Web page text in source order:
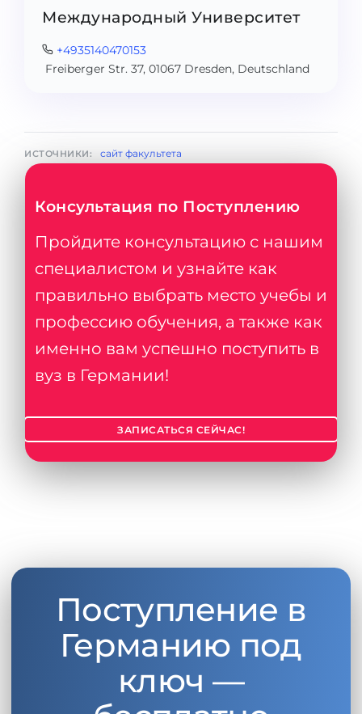
Международный Университет
+4935140470153
Freiberger Str. 37, 01067 Dresden, Deutschland
ИСТОЧНИКИ: сайт факультета
Консультация по Поступлению
Пройдите консультацию с нашим
специалистом и узнайте как
правильно выбрать место учебы и
профессию обучения, а также как
именно вам успешно поступить в
вуз в Германии!
ЗАПИСАТЬСЯ СЕЙЧАС!
Поступление в
Германию под
ключ —